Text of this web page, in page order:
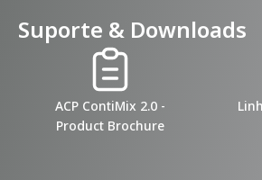
Suporte & Downloads
ACP ContiMix 2.0 -
Product Brochure